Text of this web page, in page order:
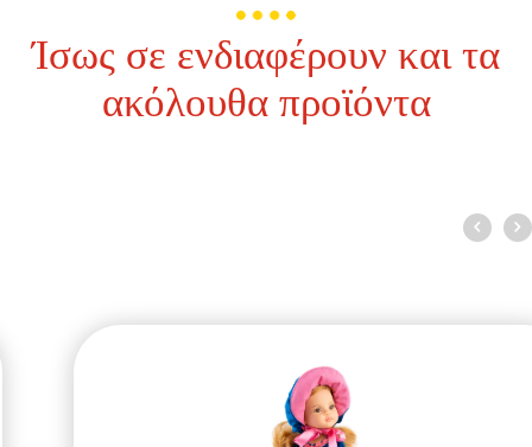
Ίσως σε ενδιαφέρουν και τα
ακόλουθα προϊόντα